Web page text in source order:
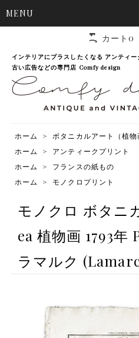
MENU
カート0
インテリアにプラスしたくなる アンティ
古い広告などの専門店 Comfy design
ホーム >
ボタニカルアート（植
ホーム
>
アンティークプリント
ホーム
>
フランスの紙もの
ホーム
> モノクロプリント
モノクロ ボタニ
ea 植物画 1793年
ラマルク